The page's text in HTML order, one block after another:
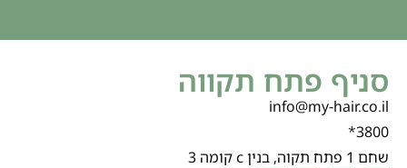
סניף פתח תקווה
info@my-hair.co.il
3800*
שחם 1 פתח תקוה, בנין c קומה 3